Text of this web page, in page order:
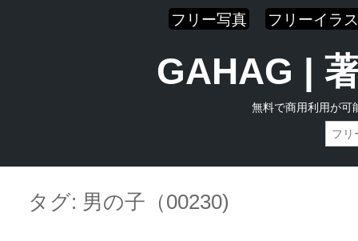
フリー写真 フリーイラ
GAHAG |
無料で商用利用が可
contentタグ: 男の子（00230)